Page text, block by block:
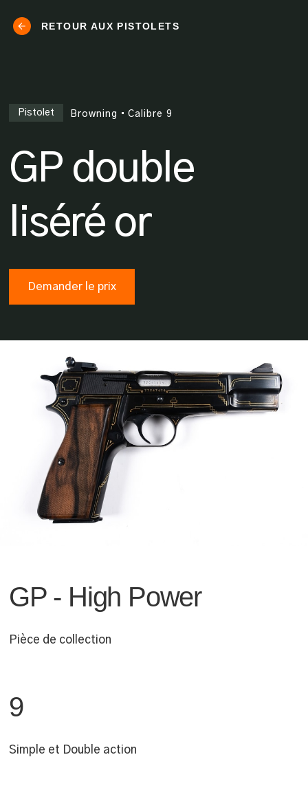
RETOUR AUX PISTOLETS
Pistolet Browning • Calibre 9
GP double
liséré or
Demander le prix
GP - High Power
Pièce de collection
9
Simple et Double action